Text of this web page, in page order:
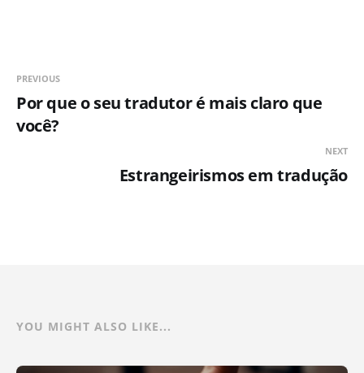
PREVIOUS
Por que o seu tradutor é mais claro que
você?
NEXT
Estrangeirismos em tradução
YOU MIGHT ALSO LIKE...